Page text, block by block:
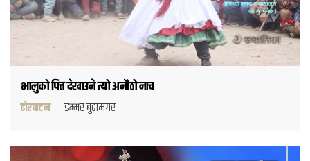
भालुको पित्त देखाउने त्यो अनौठो नाच
ढोरपाटन डम्मर बुढामगर